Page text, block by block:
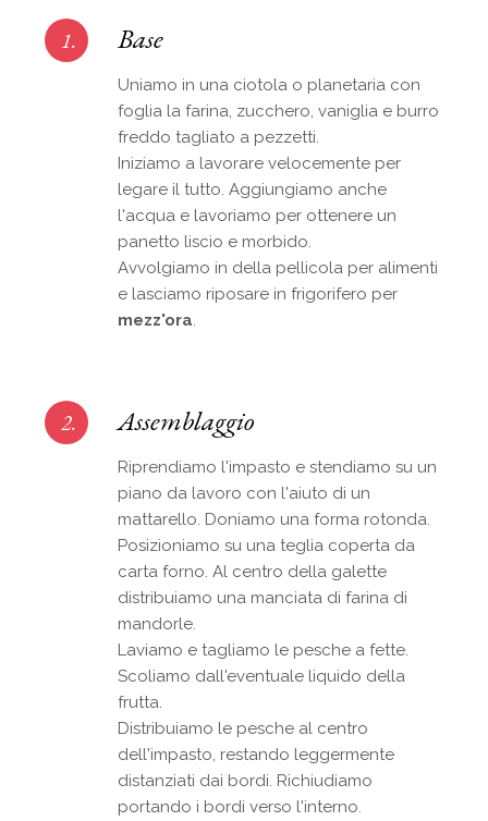
1. Base
Uniamo in una ciotola o planetaria con
foglia la farina, zucchero, vaniglia e burro
freddo tagliato a pezzetti.
Iniziamo a lavorare velocemente per
legare il tutto. Aggiungiamo anche
l'acqua e lavoriamo per ottenere un
panetto liscio e morbido.
Avvolgiamo in della pellicola per alimenti
e lasciamo riposare in frigorifero per
mezz'ora.
2. Assemblaggio
Riprendiamo l'impasto e stendiamo su un
piano da lavoro con l'aiuto di un
mattarello. Doniamo una forma rotonda.
Posizioniamo su una teglia coperta da
carta forno. Al centro della galette
distribuiamo una manciata di farina di
mandorle.
Laviamo e tagliamo le pesche a fette.
Scoliamo dall'eventuale liquido della
frutta.
Distribuiamo le pesche al centro
dell'impasto, restando leggermente
distanziati dai bordi. Richiudiamo
portando i bordi verso l'interno.